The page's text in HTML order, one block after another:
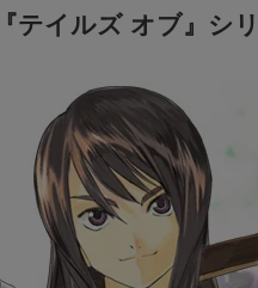
『テイルズ オブ』シ